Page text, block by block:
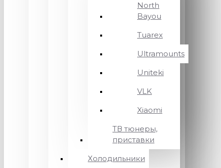
North
Bayou
Tuarex
Ultramounts
Uniteki
VLK
Xiaomi
ТВ тюнеры,
приставки
Холодильники